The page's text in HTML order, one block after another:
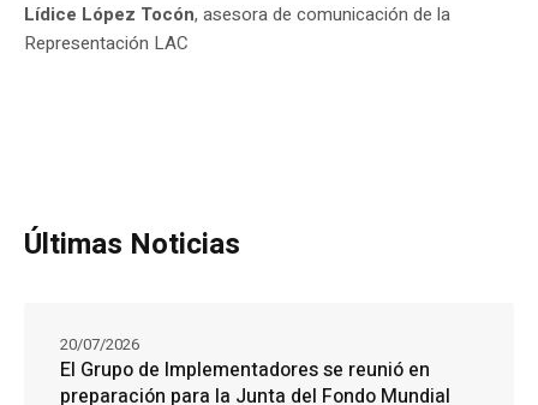
Lídice López Tocón, asesora de comunicación de la
Representación LAC
Últimas Noticias
El Grupo de Implementadores se reunió en
preparación para la Junta del Fondo Mundial
20/07/2026